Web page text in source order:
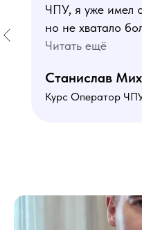
ЧПУ, я уже имел
но не хватало
знаний. В курсе
и
чего мне не
доволен, в
Читать ещё
Станислав
Курс Оператор